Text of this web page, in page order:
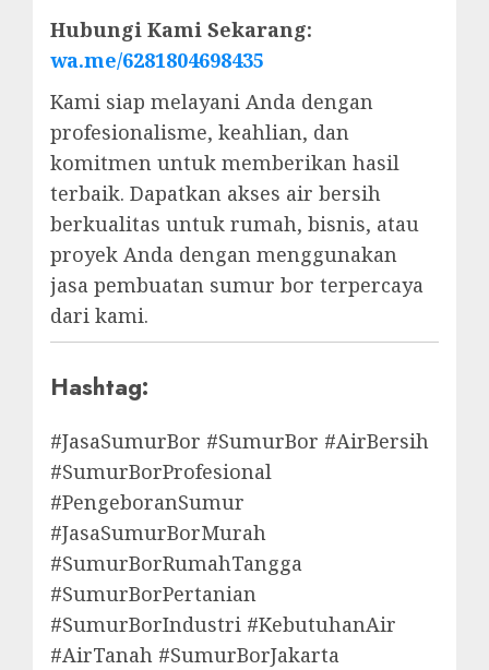
Hubungi Kami Sekarang:
wa.me/6281804698435
Kami siap melayani Anda dengan
profesionalisme, keahlian, dan
komitmen untuk memberikan hasil
terbaik. Dapatkan akses air bersih
berkualitas untuk rumah, bisnis, atau
proyek Anda dengan menggunakan
jasa pembuatan sumur bor terpercaya
dari kami.
Hashtag:
#JasaSumurBor #SumurBor #AirBersih
#SumurBorProfesional
#PengeboranSumur
#JasaSumurBorMurah
#SumurBorRumahTangga
#SumurBorPertanian
#SumurBorIndustri #KebutuhanAir
#AirTanah #SumurBorJakarta